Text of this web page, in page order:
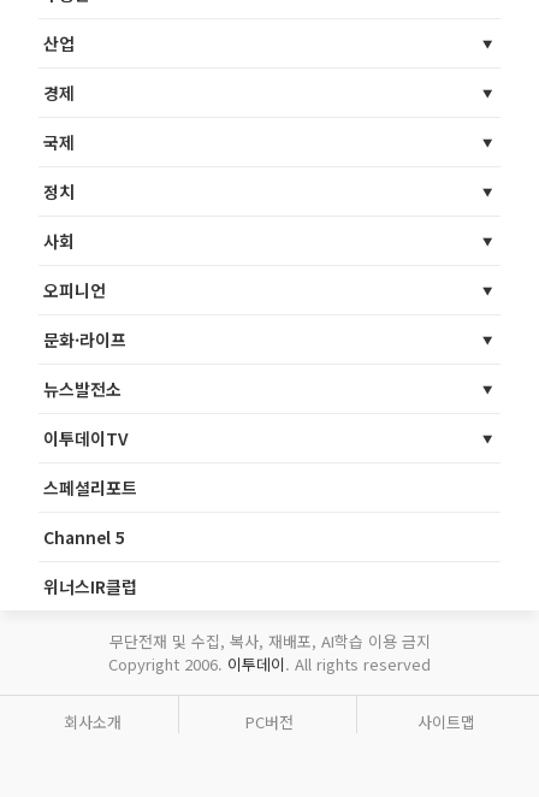
산업
경제
국제
정치
사회
오피니언
문화·라이프
뉴스발전소
이투데이TV
스페셜리포트
Channel 5
위너스IR클럽
무단전재 및 수집, 복사, 재배포, AI학습 이용 금지
Copyright 2006. 이투데이. All rights reserved
회사소개 PC버전 사이트맵